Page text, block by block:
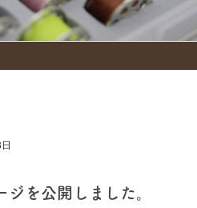
ジを公開しました。